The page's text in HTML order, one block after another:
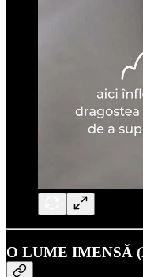
O LUME IMENSĂ